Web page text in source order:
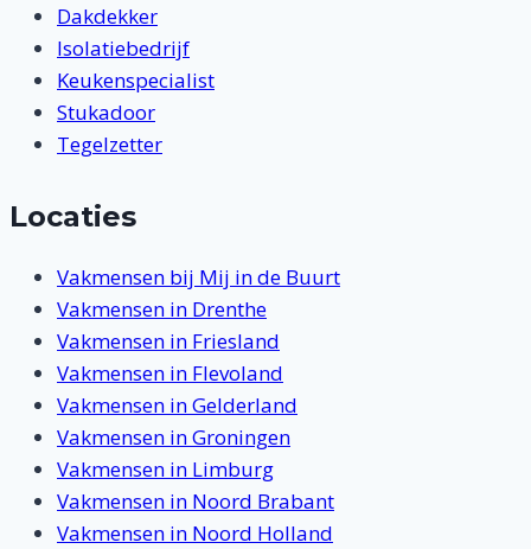
Dakdekker
Isolatiebedrijf
Keukenspecialist
Stukadoor
Tegelzetter
Locaties
Vakmensen bij Mij in de Buurt
Vakmensen in Drenthe
Vakmensen in Friesland
Vakmensen in Flevoland
Vakmensen in Gelderland
Vakmensen in Groningen
Vakmensen in Limburg
Vakmensen in Noord Brabant
Vakmensen in Noord Holland